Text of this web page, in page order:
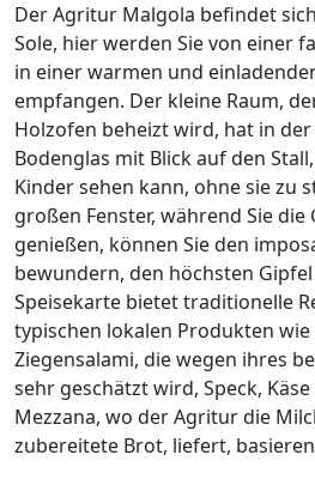
Der Agritur Malgola befindet
Sole, hier werden Sie von einer
in einer warmen und
empfangen. Der kleine Raum,
Holzofen beheizt wird, hat in
Bodenglas mit Blick auf den
Kinder sehen kann, ohne sie zu
großen Fenster, während Sie
genießen, können Sie den
bewundern, den höchsten
Speisekarte bietet traditionelle
typischen lokalen Produkten wie
Ziegensalami, die wegen ihres
sehr geschätzt wird, Speck,
Mezzana, wo der Agritur die
zubereitete Brot, liefert,